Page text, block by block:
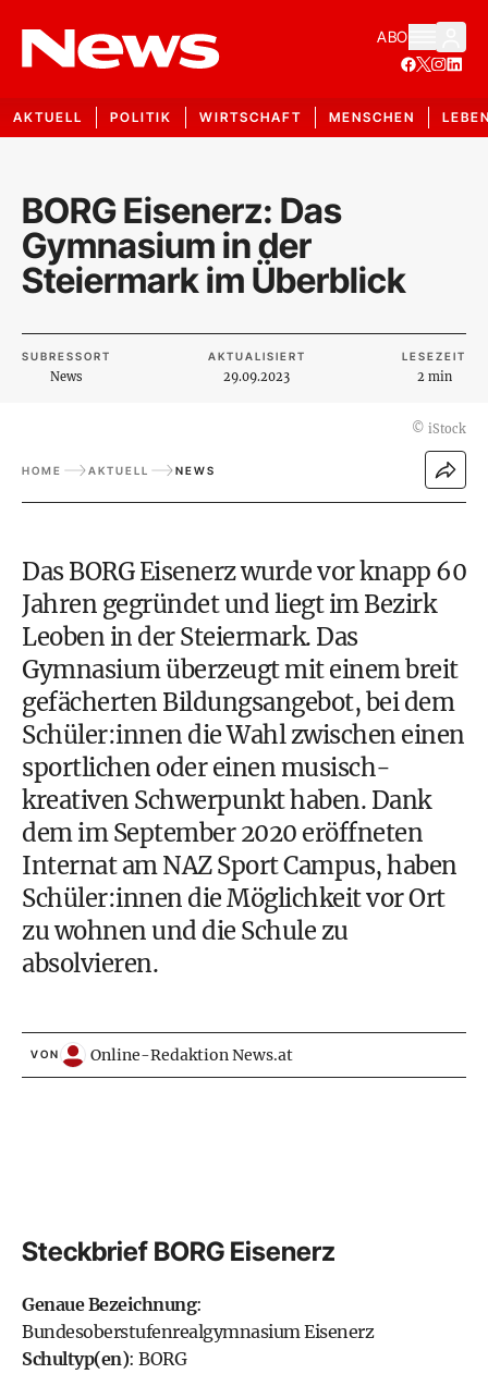
ABO
AKTUELL POLITIK WIRTSCHAFT MENSCHEN
BORG Eisenerz: Das
Gymnasium in der
Steiermark im Überblick
SUBRESSORT
News
AKTUALISIERT
29.09.2023
LESEZEIT
2 min
© iStock
HOME AKTUELL NEWS
Das BORG Eisenerz wurde vor knapp 60
Jahren gegründet und liegt im Bezirk
Leoben in der Steiermark. Das
Gymnasiumüberzeugt mit einem breit
gefächerten Bildungsangebot, bei dem
Schüler:innen die Wahl zwischen einen
sportlichen oder einen musisch-
kreativen Schwerpunkt haben. Dank
dem im September 2020 eröffneten
Internat am NAZ Sport Campus, haben
Schüler:innen die Möglichkeit vor Ort
zu wohnen und die Schulezu
absolvieren.
VON Online-Redaktion News.at
Steckbrief BORG Eisenerz
Genaue Bezeichnung:
Bundesoberstufenrealgymnasium Eisenerz
Schultyp(en): BORG